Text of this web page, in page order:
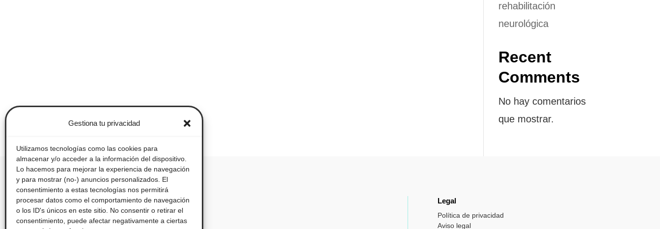
Gestiona tu privacidad
Utilizamos tecnologías como las cookies para
almacenar y/o acceder a la información del dispositivo.
Lo hacemos para mejorar la experiencia de navegación
y para mostrar (no-) anuncios personalizados. El
consentimiento a estas tecnologías nos permitirá
procesar datos como el comportamiento de navegación
o los ID's únicos en este sitio. No consentir o retirar el
consentimiento, puede afectar negativamente a ciertas
rehabilitación
neurológica
Recent
Comments
No hay comentarios
que mostrar.
Legal
Política de privacidad
Aviso legal